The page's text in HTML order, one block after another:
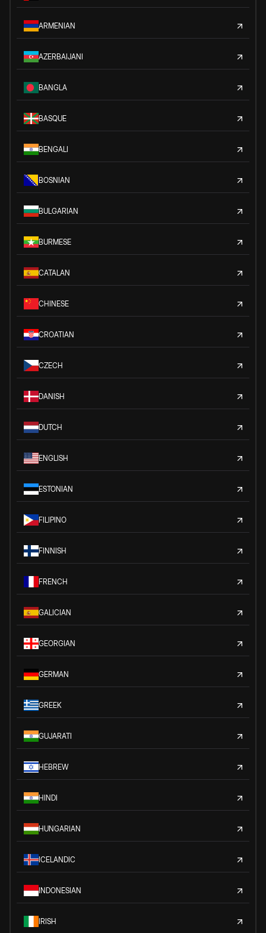
ARMENIAN
AZERBAIJANI
BANGLA
BASQUE
BENGALI
BOSNIAN
BULGARIAN
BURMESE
CATALAN
CHINESE
CROATIAN
CZECH
DANISH
DUTCH
ENGLISH
ESTONIAN
FILIPINO
FINNISH
FRENCH
GALICIAN
GEORGIAN
GERMAN
GREEK
GUJARATI
HEBREW
HINDI
HUNGARIAN
ICELANDIC
INDONESIAN
IRISH